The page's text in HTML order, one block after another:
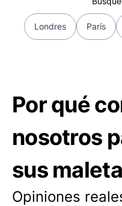
Londres París
Por qué
nosotros
sus
Opiniones